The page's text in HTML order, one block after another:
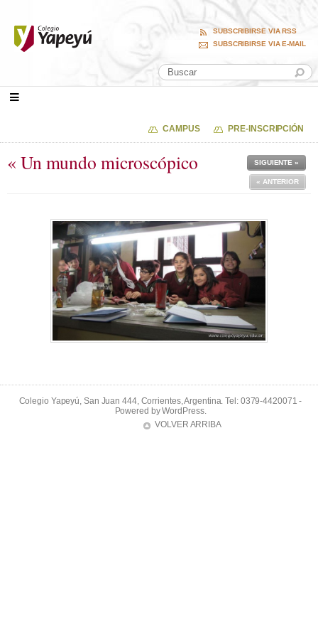
SUBSCRIBIRSE VIA RSS
SUBSCRIBIRSE VIA E-MAIL
CAMPUS PRE-INSCRIPCIÓN
« Un mundo microscópico SIGUIENTE »
« ANTERIOR
Colegio Yapeyú, San Juan 444, Corrientes, Argentina. Tel: 0379-4420071 -
Powered byWordPress.
VOLVER ARRIBA